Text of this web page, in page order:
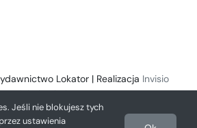
Lokator | Realizacja Invisio
- Digital Solutions
Jeśli nie blokujesz tych
ustawienia